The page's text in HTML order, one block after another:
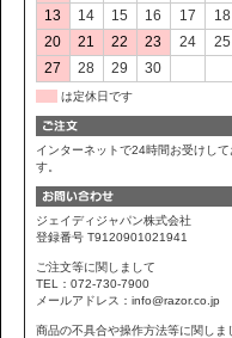
13
14 15 16 17 18
20
21 22 23 24 25
27
28 29 30
は定休日です
インターネットで24時間お受けして
す。
ジェイディジャパン株式会社
登録番号 T9120901021941
ご注文等に関しまして
TEL：072-730-7900
メールアドレス：info@razor.co.jp
商品の不具合や操作方法等に関しま